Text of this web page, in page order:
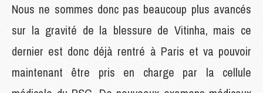
Nous ne sommes donc pas beaucoup plus avancés
sur la gravité de la blessure de Vitinha, mais ce
dernier est donc déjà rentré à Paris et va pouvoir
maintenant être pris en charge par la cellule